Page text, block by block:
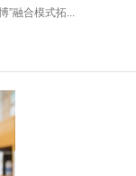
”融合模式拓...